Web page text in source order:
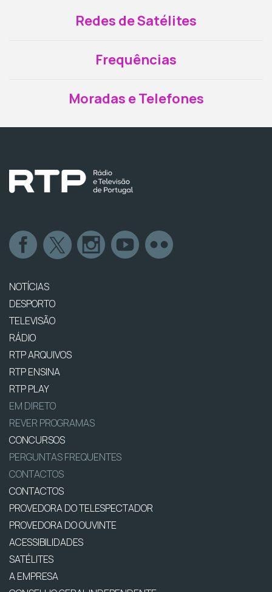
Redes de Satélites
Frequências
Moradas e Telefones
NOTÍCIAS
DESPORTO
TELEVISÃO
RÁDIO
RTP ARQUIVOS
RTP ENSINA
RTP PLAY
EM DIRETO
REVER PROGRAMAS
CONCURSOS
PERGUNTAS FREQUENTES
CONTACTOS
CONTACTOS
PROVEDORA DO TELESPECTADOR
PROVEDORA DO OUVINTE
ACESSIBILIDADES
SATÉLITES
A EMPRESA